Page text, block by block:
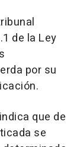
de la Ley
por su
que de
se